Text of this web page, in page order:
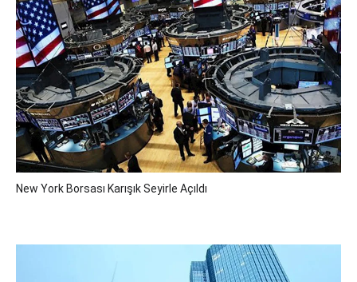
New York Borsası Karışık Seyirle Açıldı